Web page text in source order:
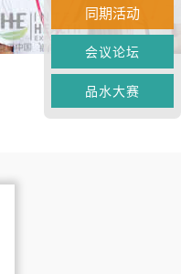
同期活动
会议论坛
品水大赛